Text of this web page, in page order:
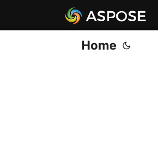
Home